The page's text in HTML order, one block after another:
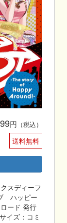
円 （税込）
送料無料
スディーフ
ハッピー
ード 発行
イズ：コミ